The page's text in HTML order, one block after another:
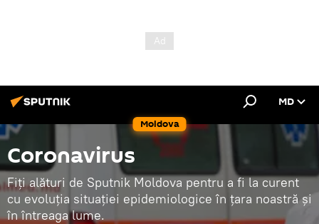
Moldova
MD
Coronavirus
Fiți alături de Sputnik Moldova pentru a fi la curent
cu evoluția situației epidemiologice în țara noastră și
în întreaga lume.